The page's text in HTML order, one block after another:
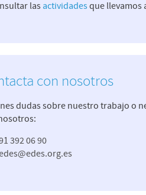
las actividadesque llevamos
con nosotros
dudas sobre nuestro trabajo o
392 06 90